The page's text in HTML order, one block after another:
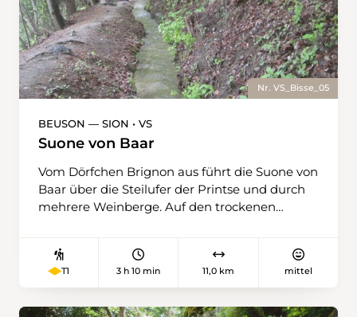
Nr. VS_Bisse_05
BEUSON — SION • VS
Suone von Baar
Vom Dörfchen Brignon aus führt die Suone von
Baar über die Steilufer der Printse und durch
mehrere Weinberge. Auf den trockenen
wie die Gelbe Hauhechel und das echte
Federgras. Anschliessend durchquert man
im Frühjahr ein lohnendes Ziel sind. Dann
T1 3 h 10 min 11,0 km mittel